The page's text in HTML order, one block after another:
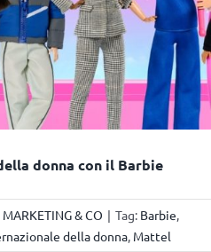
donna con il Barbie
MARKETING & CO | Tag: Barbie,
della donna, Mattel